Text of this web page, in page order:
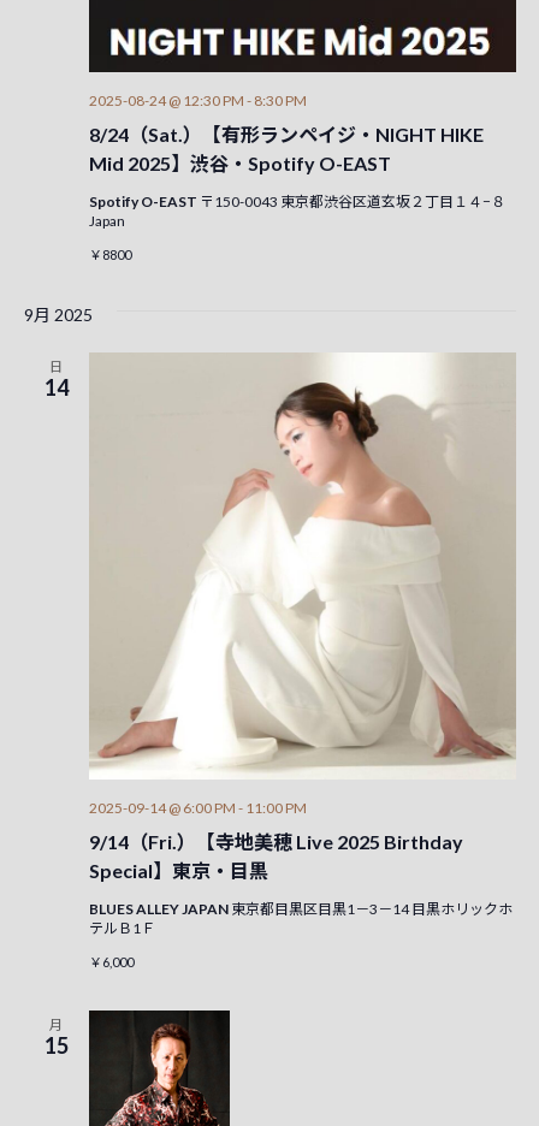
8/24（Sat.）【有形ランペイジ・NIGHT HIKE
Mid 2025】渋谷・Spotify O-EAST
2025-08-24 @ 12:30 PM - 8:30 PM
Spotify O-EAST 〒150-0043 東京都渋谷区道玄坂２丁目１４−８
Japan
￥8800
9月 2025
日
14
9/14（Fri.）【寺地美穂 Live 2025 Birthday
Special】東京・目黒
2025-09-14 @ 6:00 PM - 11:00 PM
BLUES ALLEY JAPAN 東京都目黒区目黒1－3－14 目黒ホリックホ
テルＢ1Ｆ
￥6,000
月
15